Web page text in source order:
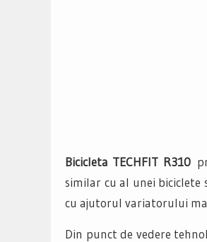
Bicicleta TECHFIT R310
similar cu al unei
cu ajutorul variatorului
Din punct de vedere